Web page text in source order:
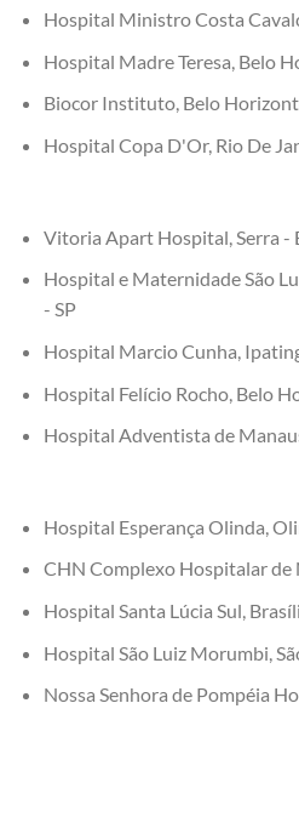
Hospital Ministro Costa
Hospital Madre Teresa, Belo
Biocor Instituto, Belo
Hospital Copa D'Or, Rio De
Vitoria Apart Hospital, Serra -
Hospital e Maternidade São
- SP
Hospital Marcio Cunha,
Hospital Felício Rocho, Belo
Hospital Adventista de
Hospital Esperança Olinda,
CHN Complexo Hospitalar de
Hospital Santa Lúcia Sul,
Hospital São Luiz Morumbi,
Nossa Senhora de Pompéia